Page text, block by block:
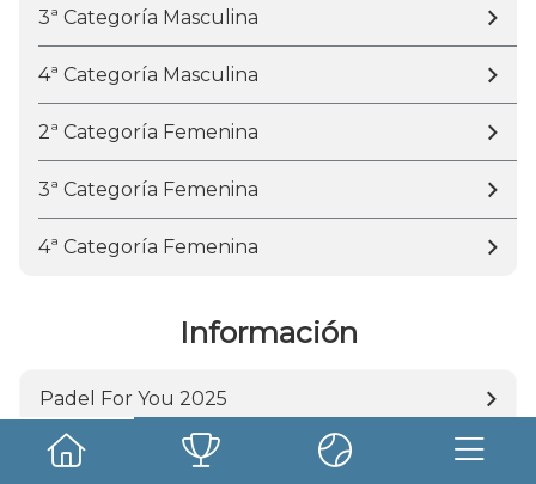
3ª Categoría Masculina
4ª Categoría Masculina
2ª Categoría Femenina
3ª Categoría Femenina
4ª Categoría Femenina
Información
Padel For You 2025
Competición